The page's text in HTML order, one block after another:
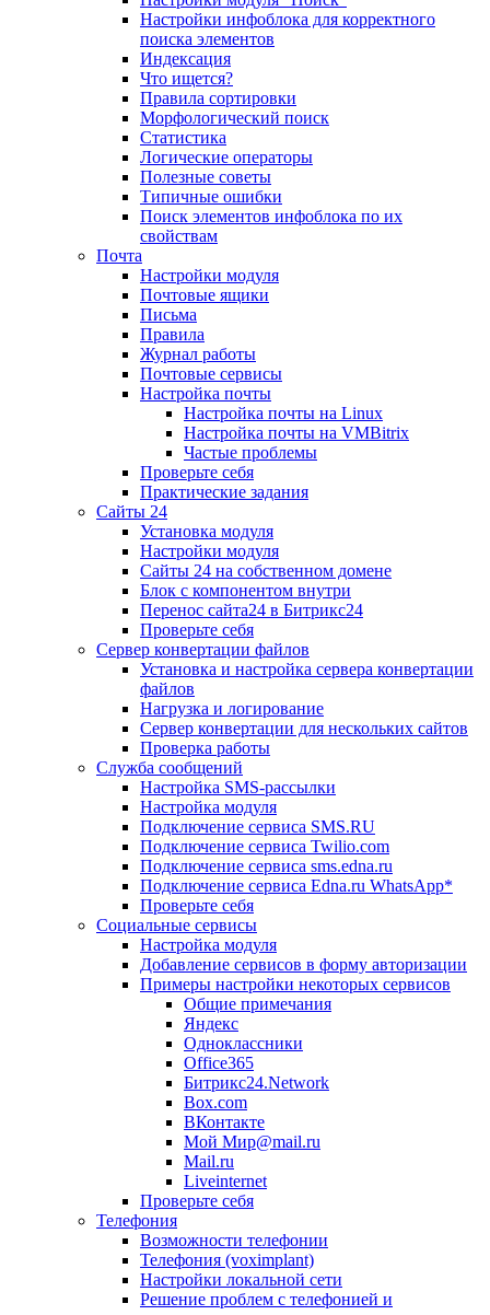
Настройки инфоблока для корректного
поиска элементов
Индексация
Что ищется?
Правила сортировки
Морфологический поиск
Статистика
Логические операторы
Полезные советы
Типичные ошибки
Поиск элементов инфоблока по их
свойствам
Почта
Настройки модуля
Почтовые ящики
Письма
Правила
Журнал работы
Почтовые сервисы
Настройка почты
Настройка почты на Linux
Настройка почты на VMBitrix
Частые проблемы
Проверьте себя
Практические задания
Сайты 24
Установка модуля
Настройки модуля
Сайты 24 на собственном домене
Блок с компонентом внутри
Перенос сайта24 в Битрикс24
Проверьте себя
Сервер конвертации файлов
Установка и настройка сервера конвертации
файлов
Нагрузка и логирование
Сервер конвертации для нескольких сайтов
Проверка работы
Служба сообщений
Настройка SMS-рассылки
Настройка модуля
Подключение сервиса SMS.RU
Подключение сервиса Twilio.com
Подключение сервиса sms.edna.ru
Подключение сервиса Edna.ru WhatsApp*
Проверьте себя
Социальные сервисы
Настройка модуля
Добавление сервисов в форму авторизации
Примеры настройки некоторых сервисов
Общие примечания
Яндекс
Одноклассники
Office365
Битрикс24.Network
Box.com
ВКонтакте
Мой Мир@mail.ru
Mail.ru
Liveinternet
Проверьте себя
Телефония
Возможности телефонии
Телефония (voximplant)
Настройки локальной сети
Решение проблем с телефонией и